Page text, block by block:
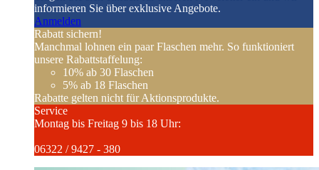
informieren Sie über exklusive Angebote.
Anmelden
Rabatt sichern!
Manchmal lohnen ein paar Flaschen mehr. So funktioniert
unsere Rabattstaffelung:
10% ab 30 Flaschen
5% ab 18 Flaschen
Rabatte gelten nicht für Aktionsprodukte.
Service
Montag bis Freitag 9 bis 18 Uhr:
06322 / 9427 - 380